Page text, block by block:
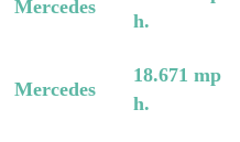
Mercedes
h.
Mercedes
18.671 mp
h.